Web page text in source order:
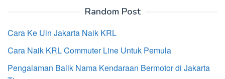
Random Post
Cara Ke Uin Jakarta Naik KRL
Cara Naik KRL Commuter Line Untuk Pemula
Pengalaman Balik Nama Kendaraan Bermotor di Jakarta